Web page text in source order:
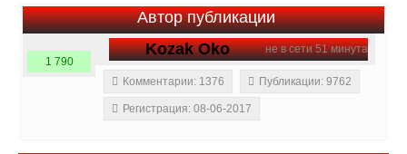
Автор публикации
не в сети 51 минута
Kozak Oko
1 790
Комментарии: 1376
Публикации: 9762
Регистрация: 08-06-2017